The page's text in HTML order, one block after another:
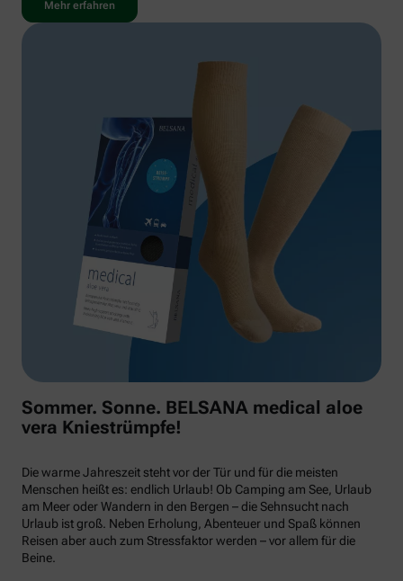
Mehr erfahren
Sommer. Sonne. BELSANA medical aloe
vera Kniestrümpfe!
Die warme Jahreszeit steht vor der Tür und für die meisten
Menschen heißt es: endlich Urlaub! Ob Camping am See, Urlaub
am Meer oder Wandern in den Bergen – die Sehnsucht nach
Urlaub ist groß. Neben Erholung, Abenteuer und Spaß können
Reisen aber auch zum Stressfaktor werden – vor allem für die
Beine.